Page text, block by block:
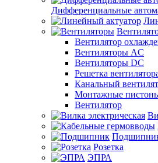
Дифференциальные
Вентилятор
Вентиляторы AC
Вентиляторы DC
Решетка
Канальный
Монтажные
Вентилятор
Розетка
ЭПРА